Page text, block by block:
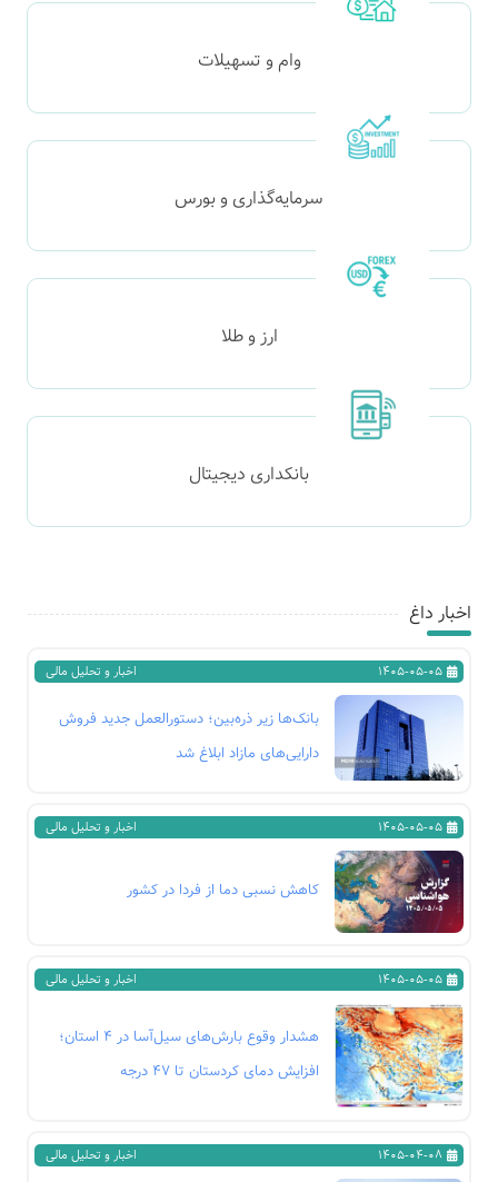
وام و تسهیلات
سرمایه‌گذاری و بورس
ارز و طلا
بانکداری دیجیتال
اخبار داغ
1405-05-05 اخبار و تحلیل مالی
بانک‌ها زیر ذره‌بین؛ دستورالعمل جدید فروش
دارایی‌های مازاد ابلاغ شد
1405-05-05 اخبار و تحلیل مالی
کاهش نسبی دما از فردا در کشور
1405-05-05 اخبار و تحلیل مالی
هشدار وقوع بارش‌های سیل‌آسا در ۴ استان؛
افزایش دمای کردستان تا ۴۷ درجه
1405-04-08 اخبار و تحلیل مالی